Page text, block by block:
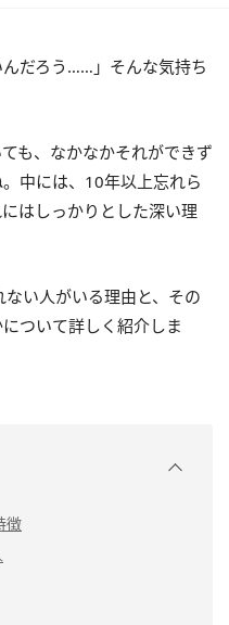
んだろう……」そんな気持ち
も、なかなかそれができず
中には、10年以上忘れら
はしっかりとした深い理
い人がいる理由と、その
ついて詳しく紹介しま
徴